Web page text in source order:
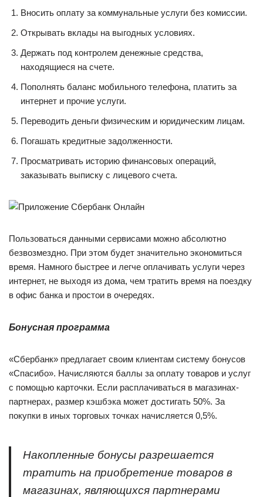
Вносить оплату за коммунальные услуги без комиссии.
Открывать вклады на выгодных условиях.
Держать под контролем денежные средства,
находящиеся на счете.
Пополнять баланс мобильного телефона, платить за
интернет и прочие услуги.
Переводить деньги физическим и юридическим лицам.
Погашать кредитные задолженности.
Просматривать историю финансовых операций,
заказывать выписку с лицевого счета.
Пользоваться данными сервисами можно абсолютно
безвозмездно. При этом будет значительно экономиться
время. Намного быстрее и легче оплачивать услуги через
интернет, не выходя из дома, чем тратить время на поездку
в офис банка и простои в очередях.
Бонусная программа
«Сбербанк» предлагает своим клиентам систему бонусов
«Спасибо». Начисляются баллы за оплату товаров и услуг
с помощью карточки. Если расплачиваться в магазинах-
партнерах, размер кэшбэка может достигать 50%. За
покупки в иных торговых точках начисляется 0,5%.
Накопленные бонусы разрешается
тратить на приобретение товаров в
магазинах, являющихся партнерами